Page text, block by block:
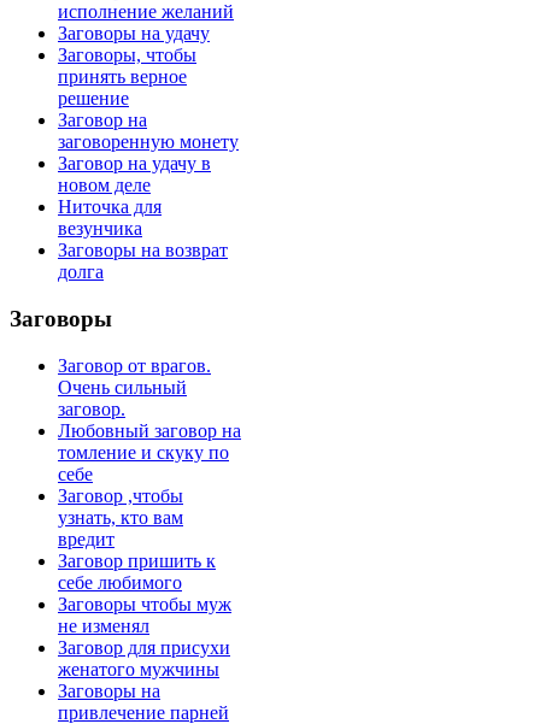
исполнение желаний
Заговоры на удачу
Заговоры, чтобы
принять верное
решение
Заговор на
заговоренную монету
Заговор на удачу в
новом деле
Ниточка для
везунчика
Заговоры на возврат
долга
Заговоры
Заговор от врагов.
Очень сильный
заговор.
Любовный заговор на
томление и скуку по
себе
Заговор ,чтобы
узнать, кто вам
вредит
Заговор пришить к
себе любимого
Заговоры чтобы муж
не изменял
Заговор для присухи
женатого мужчины
Заговоры на
привлечение парней